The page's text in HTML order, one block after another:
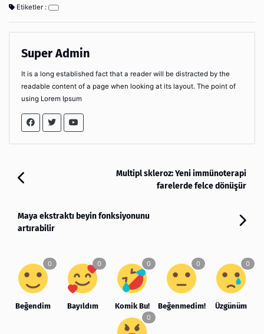
Etiketler :
Super Admin
It is a long established fact that a reader will be distracted by the
readable content of a page when looking at its layout. The point of
using Lorem Ipsum
Multipl skleroz: Yeni immünoterapi
farelerde felce dönüşür
Maya ekstraktı beyin fonksiyonunu
artırabilir
Beğendim Bayıldım Komik Bu! Beğenmedim! Üzgünüm